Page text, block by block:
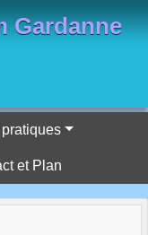
Gardanne
et Plan